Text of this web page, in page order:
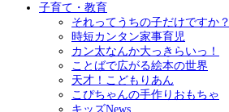
子育て・教育
それってうちの子だけですか？
時短カンタン家事育児
カン太なんか大っきらいっ！
ことばで広がる絵本の世界
天才！こどもりあん
こぴちゃんの手作りおもちゃ
キッズNews